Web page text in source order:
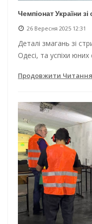
Чемпіонат України зі
26 Вересня 2025 12:31
Деталі змагань зі
Одесі, та успіхи юних
Продовжити Читання